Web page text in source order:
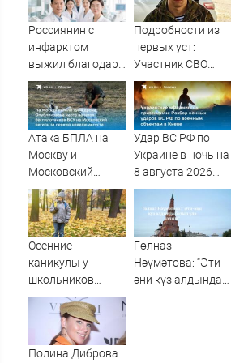
схватке с
медведем
Россиянин с
инфарктом
выжил благодаря
приложению в
Шанхае
Подробности из
первых уст:
Участник СВО
рассказал, что
спасло его в
схватке с
медведем
Атака БПЛА на
Москву и
Московский
регион с 1 по 8
августа 2026
года: карта
ударов,
беспилотников
Удар ВС РФ по
Украине в ночь на
8 августа 2026
года: список
пораженных
целей в Киеве,
удар по Fire Point
с ракетами
Осенние
каникулы у
школьников
будут длиннее
зимних
Гөлназ
Нәүмәтова: “Әти-
әни күз алдында
Полина Диброва